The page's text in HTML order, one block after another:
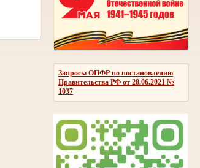
Запросы ОПФР по постановлению
Правительства РФ от 28.06.2021 №
1037